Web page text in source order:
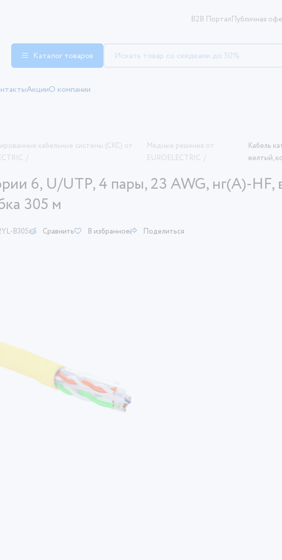
B2B ПорталПубличная
Каталог товаров
АкцииО компании
кабельные системы (СКС) от
/
Медные решения от
EUROELECTRIC /
Кабель
желтый,
6, U/UTP, 4 пары, 23 AWG, нг(A)-
305 м
B305 Сравнить В избранное Поделиться